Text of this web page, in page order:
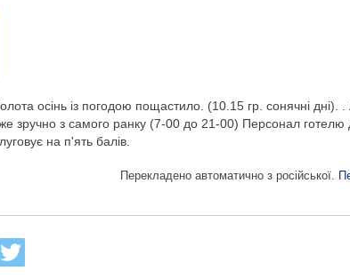
осінь із погодою пощастило. (10.15 гр. сонячні дні). .
зручно з самого ранку (7-00 до 21-00) Персонал готелю
на п'ять балів.
Перекладено автоматично з російської.